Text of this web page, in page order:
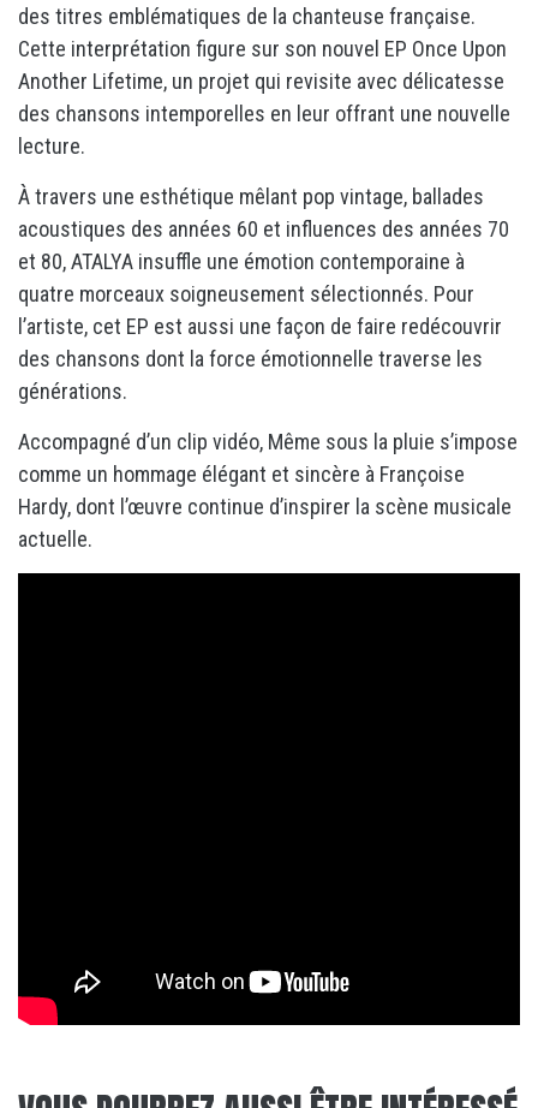
des titres emblématiques de la chanteuse française.
Cette interprétation figure sur son nouvel EP Once Upon
Another Lifetime, un projet qui revisite avec délicatesse
des chansons intemporelles en leur offrant une nouvelle
lecture.
À travers une esthétique mêlant pop vintage, ballades
acoustiques des années 60 et influences des années 70
et 80, ATALYA insuffle une émotion contemporaine à
quatre morceaux soigneusement sélectionnés. Pour
l’artiste, cet EP est aussi une façon de faire redécouvrir
des chansons dont la force émotionnelle traverse les
générations.
Accompagné d’un clip vidéo, Même sous la pluie s’impose
comme un hommage élégant et sincère à Françoise
Hardy, dont l’œuvre continue d’inspirer la scène musicale
actuelle.